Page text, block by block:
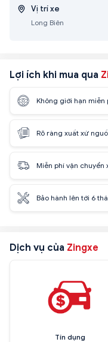
Vị trí xe
Long Biên
Lợi ích khi mua qua
Không giới hạn miễn
Rõ ràng xuất xứ
Miễn phí vận chuyển
Bảo hành lên tới 6
Dịch vụ của Zingxe
Tín dụng